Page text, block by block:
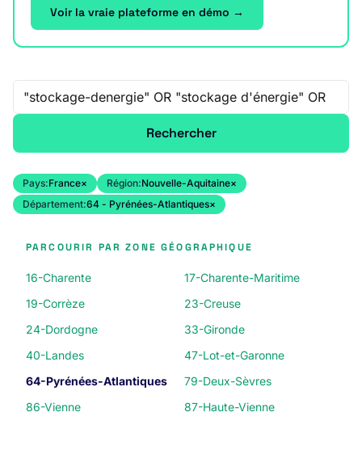
Voir la vraie plateforme en démo →
Recherche libre
Rechercher
Pays:France× Région:Nouvelle-Aquitaine×
Département:64 - Pyrénées-Atlantiques×
PARCOURIR PAR ZONE GÉOGRAPHIQUE
16-Charente
17-Charente-Maritime
19-Corrèze
23-Creuse
24-Dordogne
33-Gironde
40-Landes
47-Lot-et-Garonne
64-Pyrénées-Atlantiques
79-Deux-Sèvres
86-Vienne
87-Haute-Vienne